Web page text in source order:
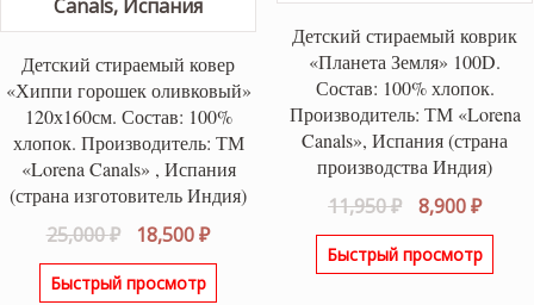
Детский стираемый ковер
«Хиппи горошек оливковый»
120х160см. Состав: 100%
хлопок. Производитель: ТМ
«Lorena Canals» , Испания
(страна изготовитель Индия)
25,000₽
Первоначальная
цена
составляла
18,500₽Текущая
цена:
Быстрый просмотр
Детский стираемый коврик
«Планета Земля» 100D.
Состав: 100% хлопок.
Производитель: ТМ «Lorena
Canals», Испания (страна
производства Индия)
11,950₽
цена
составляла
8,900₽
цена:
8,900
Быстрый просмотр